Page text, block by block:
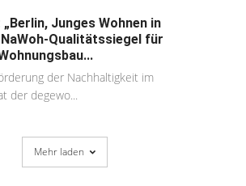
Junges Wohnen in
Qualitätssiegel für
der Nachhaltigkeit im
der degewo...
Mehr laden